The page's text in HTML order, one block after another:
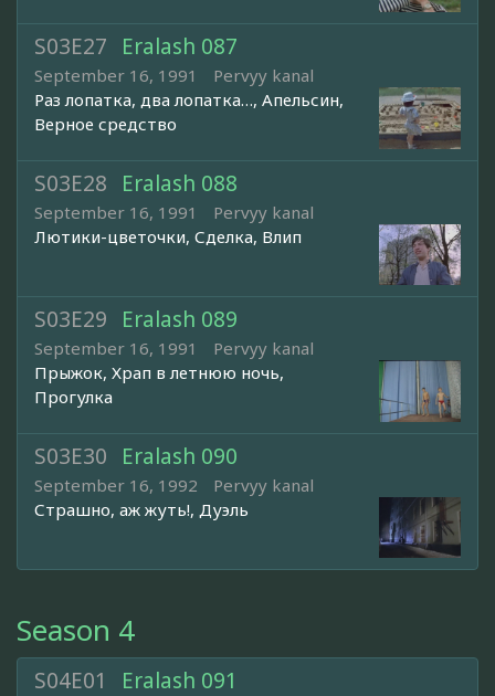
S03E27 Eralash 087
September 16, 1991
Pervyy kanal
Раз лопатка, два лопатка…, Апельсин,
Верное средство
S03E28 Eralash 088
September 16, 1991
Pervyy kanal
Лютики-цветочки, Сделка, Влип
S03E29 Eralash 089
September 16, 1991
Pervyy kanal
Прыжок, Храп в летнюю ночь,
Прогулка
S03E30 Eralash 090
September 16, 1992
Pervyy kanal
Страшно, аж жуть!, Дуэль
Season 4
S04E01 Eralash 091